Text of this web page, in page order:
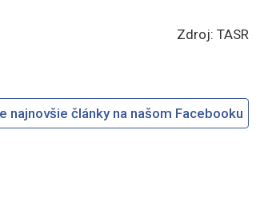
Zdroj: TASR
najnovšie články na našom Facebooku